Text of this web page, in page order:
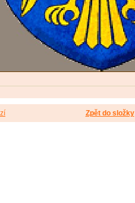
Zpět do složky